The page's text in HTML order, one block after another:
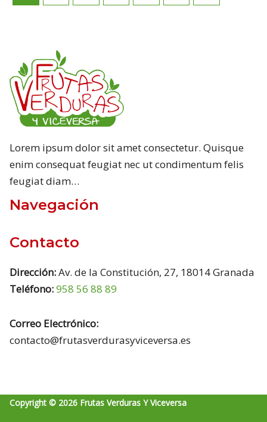
Lorem ipsum dolor sit amet consectetur. Quisque
enim consequat feugiat nec ut condimentum felis
feugiat diam…
Navegación
Contacto
Dirección:Av. de la Constitución, 27, 18014 Granada
Teléfono:958 56 88 89
Correo Electrónico:
contacto@frutasverdurasyviceversa.es
Copyright © 2026 Frutas Verduras Y Viceversa